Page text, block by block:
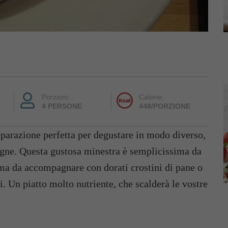
Porzioni:
4 PERSONE
Calorie:
448/PORZIONE
perfetta per degustare in modo diverso,
Questa gustosa minestra è semplicissima da
da accompagnare con dorati crostini di pane o
piatto molto nutriente, che scalderà le vostre